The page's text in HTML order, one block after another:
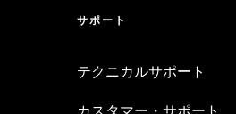
サポート
テクニカルサポート